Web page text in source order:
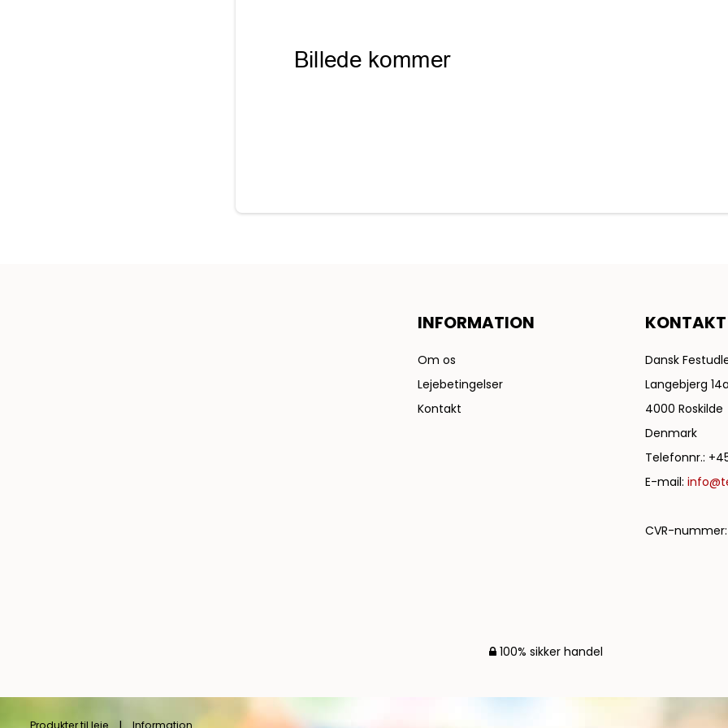
INFORMATION
Om os
Lejebetingelser
Kontakt
KONTAKT
Dansk
Langebjerg 14a
4000 Roskilde
Denmark
Telefonnr.:
E-mail:
CVR-nummer:
100% sikker handel
Produkter til leje Information